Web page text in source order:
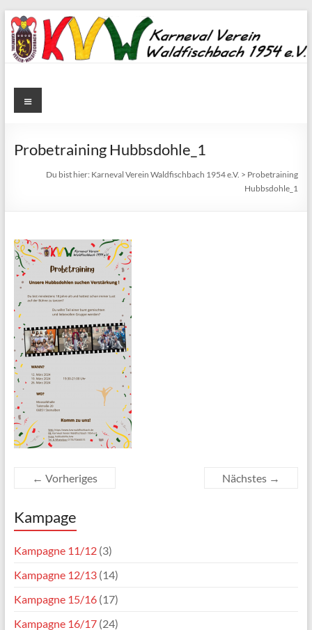
Zum
Inhalt
springen
Karneval
Waldfischbach
1954
Verein
Waldfischbach
1954
e.V.
Menü
Probetraining Hubbsdohle_1
Du bist hier: Karneval Verein Waldfischbach 1954 e.V. > Probetraining
Hubbsdohle_1
← Vorheriges Nächstes →
Kampage
Kampagne 11/12(3)
Kampagne 12/13(14)
Kampagne 15/16(17)
Kampagne 16/17(24)